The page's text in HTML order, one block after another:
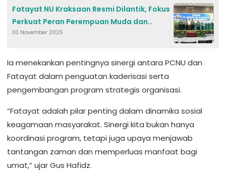
Fatayat NU Kraksaan Resmi Dilantik, Fokus
Perkuat Peran Perempuan Muda dan
Sinergi Organisasi
30 November 2025
Ia menekankan pentingnya sinergi antara PCNU dan
Fatayat dalam penguatan kaderisasi serta
pengembangan program strategis organisasi.
“Fatayat adalah pilar penting dalam dinamika sosial
keagamaan masyarakat. Sinergi kita bukan hanya
koordinasi program, tetapi juga upaya menjawab
tantangan zaman dan memperluas manfaat bagi
umat,” ujar Gus Hafidz.